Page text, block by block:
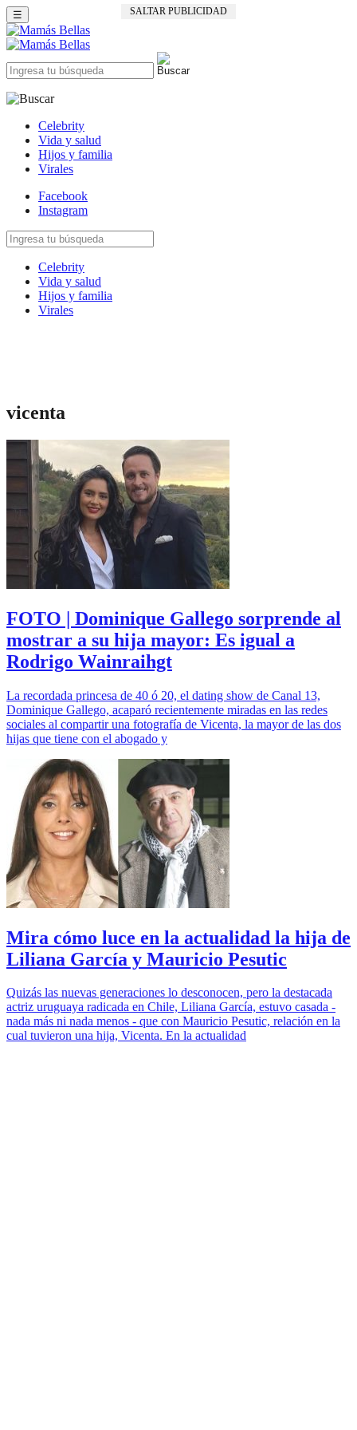
SALTAR PUBLICIDAD
☰
Celebrity
Vida y salud
Hijos y familia
Virales
Facebook
Instagram
Celebrity
Vida y salud
Hijos y familia
Virales
vicenta
FOTO | Dominique Gallego sorprende al
mostrar a su hija mayor: Es igual a
Rodrigo Wainraihgt
La recordada princesa de 40 ó 20, el dating show de Canal 13,
Dominique Gallego, acaparó recientemente miradas en las redes
sociales al compartir una fotografía de Vicenta, la mayor de las dos
hijas que tiene con el abogado y
Mira cómo luce en la actualidad la hija de
Liliana García y Mauricio Pesutic
Quizás las nuevas generaciones lo desconocen, pero la destacada
actriz uruguaya radicada en Chile, Liliana García, estuvo casada -
nada más ni nada menos - que con Mauricio Pesutic, relación en la
cual tuvieron una hija, Vicenta. En la actualidad